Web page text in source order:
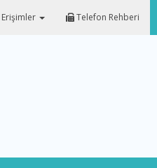
Erişimler Telefon Rehberi